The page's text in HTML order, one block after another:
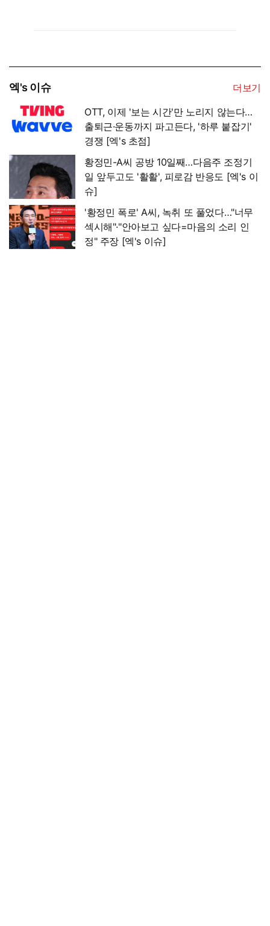
엑's 이슈
더보기
OTT, 이제 '보는 시간'만 노리지 않는다…
출퇴근·운동까지 파고든다, '하루 붙잡기'
경쟁 [엑's 초점]
황정민-A씨 공방 10일째…다음주 조정기
일 앞두고도 '활활', 피로감 반응도 [엑's 이
슈]
'황정민 폭로' A씨, 녹취 또 풀었다…"너무
섹시해"·"안아보고 싶다=마음의 소리 인
정" 주장 [엑's 이슈]